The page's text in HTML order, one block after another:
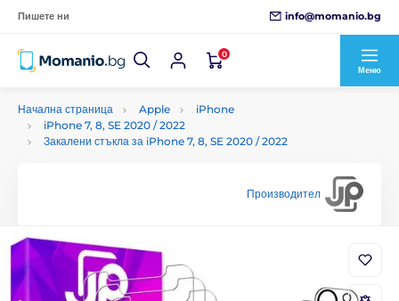
Пишете ни info@momanio.bg
0
Меню
Начална страница Apple
iPhone
iPhone 7, 8, SE 2020 / 2022
Закалени стъкла за iPhone 7, 8, SE 2020 / 2022
Производител